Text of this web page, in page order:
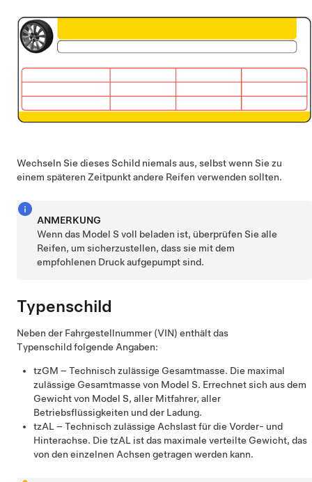
Wechseln Sie dieses Schild niemals aus, selbst wenn Sie zu
einem späteren Zeitpunkt andere Reifen verwenden sollten.
ANMERKUNG
Wenn das Model S voll beladen ist, überprüfen Sie alle
Reifen, um sicherzustellen, dass sie mit dem
empfohlenen Druck aufgepumpt sind.
Typenschild
Neben der Fahrgestellnummer (VIN) enthält das
Typenschild folgende Angaben:
tzGM – Technisch zulässige Gesamtmasse. Die maximal
zulässige Gesamtmasse von Model S. Errechnet sich aus dem
Gewicht von Model S, aller Mitfahrer, aller
Betriebsflüssigkeiten und der Ladung.
tzAL– Technisch zulässige Achslast für die Vorder- und
Hinterachse. Die tzAL ist das maximale verteilte Gewicht, das
von den einzelnen Achsen getragen werden kann.